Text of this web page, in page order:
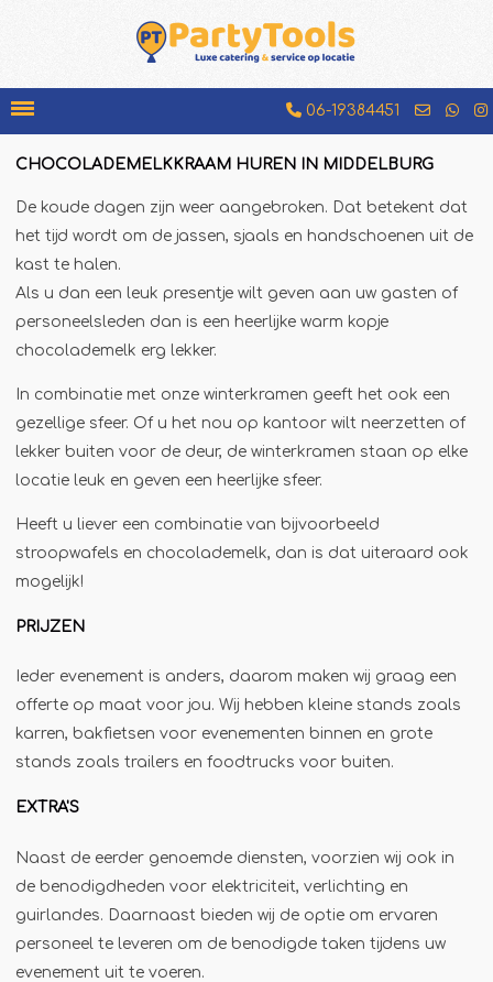
06-19384451
Chocolademelkkraam
Espressobar
Hotdogkraam
IJscokar
Jägermeister-tap
Kebabgrill
Partytrailer
Poffertjes
Slush
Slurphut
Smoothiebar
Soepkraam
Sinaasappelpers
Suikerspinmachine
Wafelkraam
CHOCOLADEMELKKRAAM HUREN IN MIDDELBURG
De koude dagen zijn weer aangebroken. Dat betekent dat
het tijd wordt om de jassen, sjaals en handschoenen uit de
kast te halen.
Als u dan een leuk presentje wilt geven aan uw gasten of
personeelsleden dan is een heerlijke warm kopje
chocolademelk erg lekker.
In combinatie met onze winterkramen geeft het ook een
gezellige sfeer. Of u het nou op kantoor wilt neerzetten of
lekker buiten voor de deur, de winterkramen staan op elke
locatie leuk en geven een heerlijke sfeer.
Heeft u liever een combinatie van bijvoorbeeld
stroopwafels en chocolademelk, dan is dat uiteraard ook
mogelijk!
PRIJZEN
Ieder evenement is anders, daarom maken wij graag een
offerte op maat voor jou. Wij hebben kleine stands zoals
karren, bakfietsen voor evenementen binnen en grote
stands zoals trailers en foodtrucks voor buiten.
EXTRA'S
Naast de eerder genoemde diensten, voorzien wij ook in
de benodigdheden voor elektriciteit, verlichting en
guirlandes. Daarnaast bieden wij de optie om ervaren
personeel te leveren om de benodigde taken tijdens uw
evenement uit te voeren.